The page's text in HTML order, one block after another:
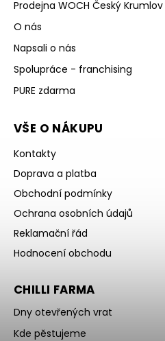
Prodejna WOCH Český Krumlov
O nás
Napsali o nás
Spolupráce - franchising
PURE zdarma
VŠE O NÁKUPU
Kontakty
Doprava a platba
Obchodní podmínky
Ochrana osobních údajů
Reklamační řád
Hodnocení obchodu
CHILLI FARMA
Dny otevřených vrat
Kde pěstujeme